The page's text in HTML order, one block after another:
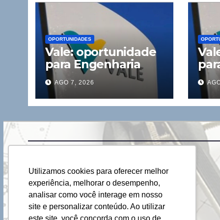
Utilizamos cookies para oferecer melhor
experiência, melhorar o desempenho,
analisar como você interage em nosso
site e personalizar conteúdo. Ao utilizar
este site, você concorda com o uso de
OPORTUNIDADES
Vale: oportunidade
para Engenharia
Civil
AGO 7, 2026
Civil